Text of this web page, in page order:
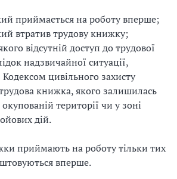
приймається на роботу вперше;
втратив трудову книжку;
відсутній доступ до трудової
надзвичайної ситуації,
цивільного захисту
книжка, якого залишилась
території чи у зоні
дій.
приймають на роботу тільки тих
вперше.